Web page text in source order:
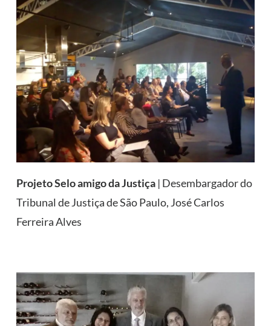
Projeto Selo amigo da Justiça | Desembargador do
Tribunal de Justiça de São Paulo, José Carlos
Ferreira Alves